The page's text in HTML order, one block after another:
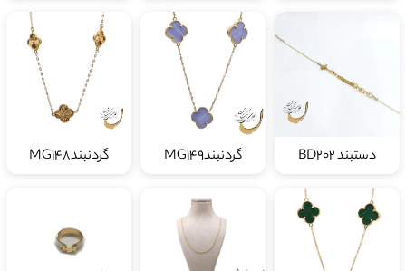
دستبند BD202 گردنبندMG149 گردنبندMG148